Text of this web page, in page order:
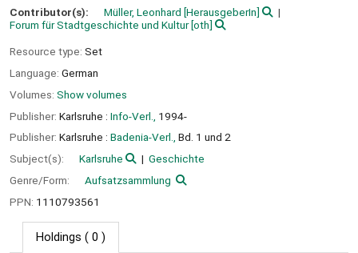
Contributor(s): Müller, Leonhard [HerausgeberIn]
Forum für Stadtgeschichte und Kultur[oth]
Resource type: Set
Language: German
Volumes: Show volumes
Publisher: Karlsruhe : Info-Verl.,
1994-
Publisher: Karlsruhe : Badenia-Verl., Bd. 1 und 2
Subject(s):
Karlsruhe
Geschichte
Genre/Form:
Aufsatzsammlung
PPN: 1110793561
Holdings ( 0 )